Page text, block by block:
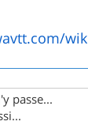
passe...